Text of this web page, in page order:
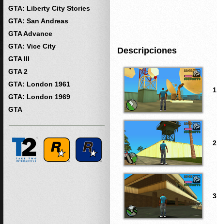
GTA: Liberty City Stories
GTA: San Andreas
GTA Advance
GTA: Vice City
GTA III
GTA 2
GTA: London 1961
GTA: London 1969
GTA
Descripciones